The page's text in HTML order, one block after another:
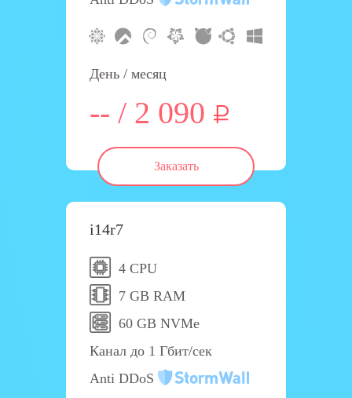
День / месяц
-- / 2 090
Заказать
i14r7
4 CPU
7 GB RAM
60 GB NVMe
Канал до 1 Гбит/сек
Anti DDoS